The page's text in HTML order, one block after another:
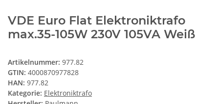
VDE Euro Flat Elektroniktrafo
max.35-105W 230V 105VA Weiß
Artikelnummer: 977.82
GTIN: 4000870977828
HAN: 977.82
Kategorie: Elektroniktrafo